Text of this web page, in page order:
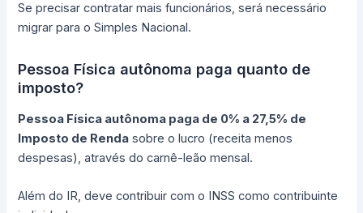
Se precisar contratar mais funcionários, será necessário
migrar para o Simples Nacional.
Pessoa Física autônoma paga quanto de
imposto?
Pessoa Física autônoma paga de 0% a 27,5% de
Imposto de Renda sobre o lucro (receita menos
despesas), através do carnê-leão mensal.
Além do IR, deve contribuir com o INSS como contribuinte